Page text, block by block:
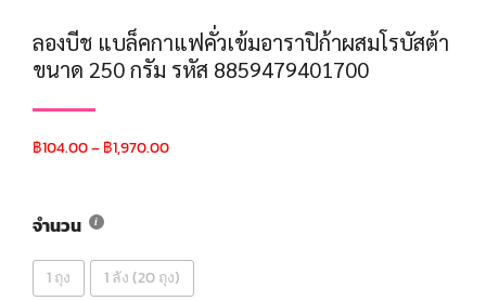
ลองบีช แบล็คกาแฟคั่วเข้มอาราปิก้าผสมโรบัสต้า
ขนาด 250 กรัม รหัส 8859479401700
฿104.00–฿1,970.00
จำนวน
1 ถุง 1 ลัง (20 ถุง)